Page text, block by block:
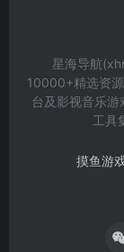
星海导航
10000+精选资
台及影视音乐
工具
摸鱼游